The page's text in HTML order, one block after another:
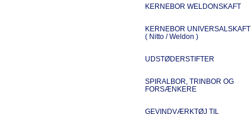
KERNEBOR WELDONSKAFT
KERNEBOR UNIVERSALSKAFT
( Nitto / Weldon )
UDSTØDERSTIFTER
SPIRALBOR, TRINBOR OG
FORSÆNKERE
GEVINDVÆRKTØJ TIL